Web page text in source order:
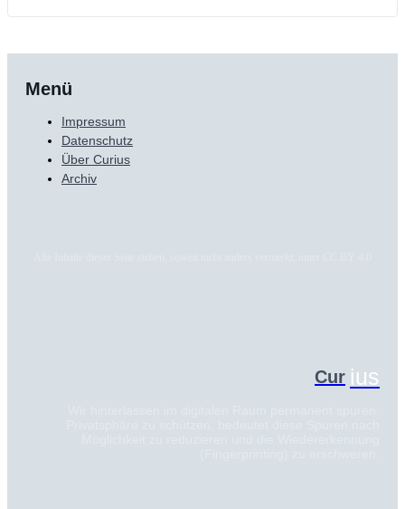
Menü
Impressum
Datenschutz
Über Curius
Archiv
Cur ius